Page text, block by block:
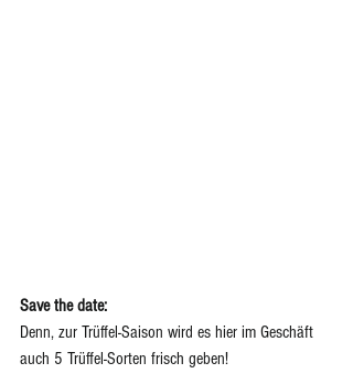
Save the date:
Denn, zur Trüffel-Saison wird es hier im Geschäft
auch 5 Trüffel-Sorten frisch geben!